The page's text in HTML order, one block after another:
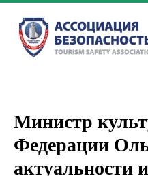
Министр
Федерации
актуальности